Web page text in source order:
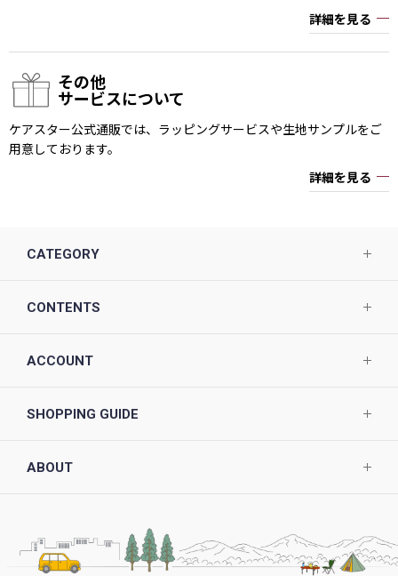
詳細を見る
その他
サービスについて
ケアスター公式通販では、ラッピングサービスや生地サンプルをご
用意しております。
詳細を見る
CATEGORY
CONTENTS
ACCOUNT
SHOPPING GUIDE
ABOUT